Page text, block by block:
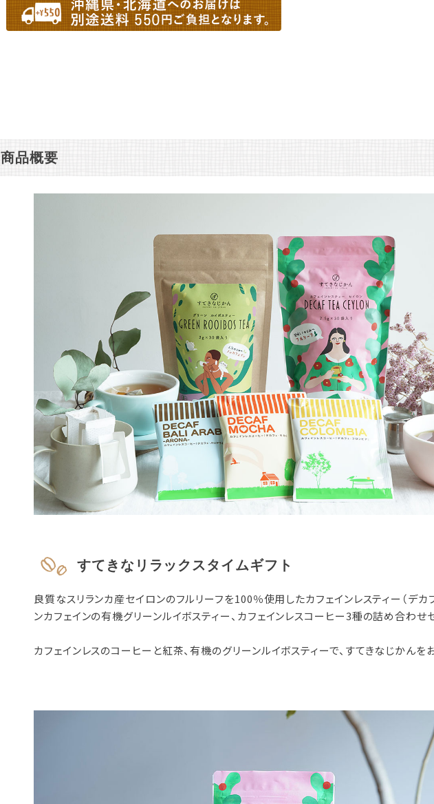
商品概要
すてきなリラックスタイムギフト
良質なスリランカ産セイロンのフルリーフを100％使用したカフェインレスティー（デカフ
ンカフェインの有機グリーンルイボスティー、カフェインレスコーヒー3種の詰め合わせセ
カフェインレスのコーヒーと紅茶、有機のグリーンルイボスティーで、すてきなじかんを